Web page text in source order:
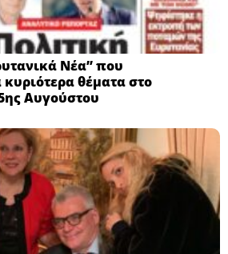
Νέα” που
θέματα στο
Αυγούστου